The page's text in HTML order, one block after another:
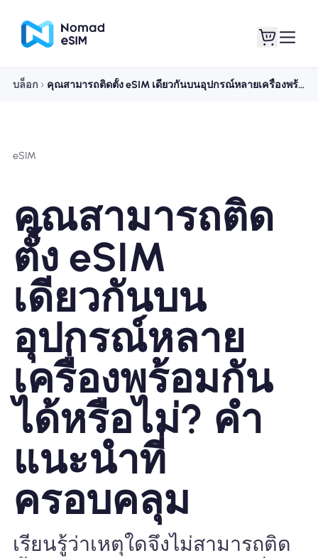
แผนร้านค้า
เกี่ยวกับ eSIM
ทำไมต้อง Nomad eSIM
การใช้ eSIM
สำหรับธุรกิจ
บล็อก คุณสามารถติดตั้ง eSIM เดียวกันบนอุปกรณ์หลายเครื่องพร้อมกันได้หรือไม่? คำแนะนำที่ครอบคลุม
eSIM
คุณสามารถติด
ตั้ง eSIM
เดียวกันบน
อุปกรณ์หลาย
เครื่องพร้อมกัน
ได้หรือไม่? คำ
แนะนำที่
ครอบคลุม
เรียนรู้ว่าเหตุใดจึงไม่สามารถติด